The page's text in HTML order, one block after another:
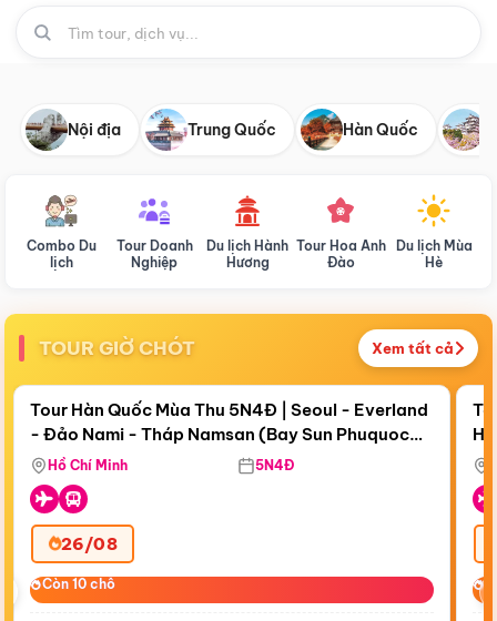
Nội địa Trung Quốc Hàn Quốc
Combo Du
lịch
Tour Doanh
Nghiệp
Du lịch Hành
Hương
Tour Hoa Anh
Đào
Du lịch Mùa
Hè
TOUR GIỜ CHÓT Xem tất cả
Còn18 ngày 09:13:23
Bay Sun Phuquoc Airways
Điểm nổi bật
Tour Hàn Quốc Mùa Thu 5N4Đ | Seoul - Everland
- Đảo Nami - Tháp Namsan (Bay Sun Phuquoc
Airways)
Hồ Chí Minh 5N4Đ
26/08
Còn 10 chỗ
Còn 10 chỗ